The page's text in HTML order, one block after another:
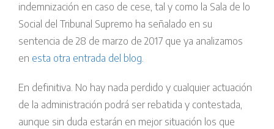
indemnización en caso de cese, tal y como la Sala de lo
Social del Tribunal Supremo ha señalado en su
sentencia de 28 de marzo de 2017 que ya analizamos
en esta otra entrada del blog.
En definitiva. No hay nada perdido y cualquier actuación
de la administración podrá ser rebatida y contestada,
aunque sin duda estarán en mejor situación los que